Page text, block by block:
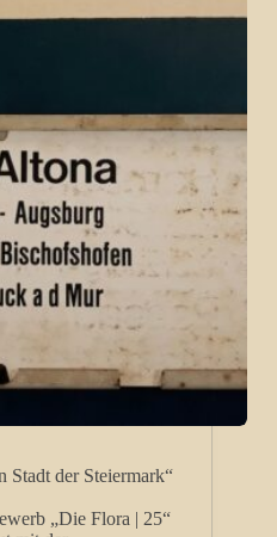
Stadt der Steiermark“
„Die Flora | 25“